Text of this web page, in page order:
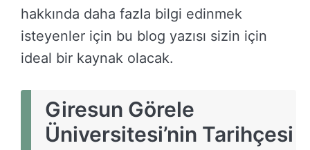
hakkında daha fazla bilgi edinmek
isteyenler için bu blog yazısı sizin için
ideal bir kaynak olacak.
Giresun Görele
Üniversitesi’nin Tarihçesi